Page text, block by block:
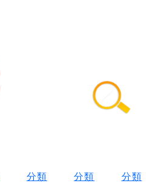
分類 分類 分類